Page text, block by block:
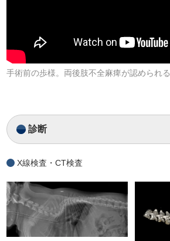
手術前の歩様。両後肢不全麻痺が認められる
診断
X線検査・CT検査